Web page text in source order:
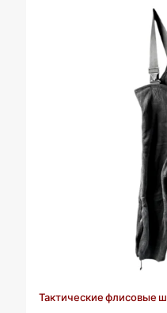
Тактические флисовые